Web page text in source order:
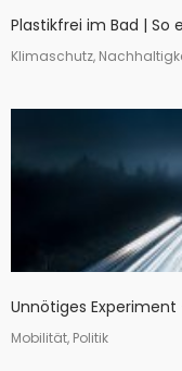
Plastikfrei im Bad | So
Klimaschutz,
Unnötiges
Mobilität, Politik